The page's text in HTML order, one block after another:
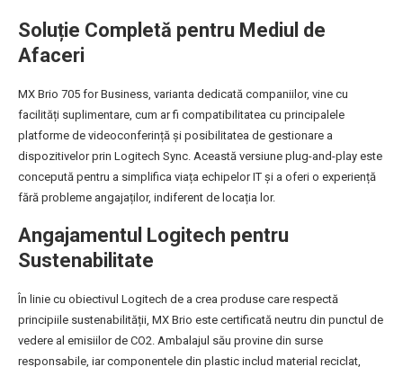
Soluție Completă pentru Mediul de
Afaceri
MX Brio 705 for Business, varianta dedicată companiilor, vine cu
facilități suplimentare, cum ar fi compatibilitatea cu principalele
platforme de videoconferință și posibilitatea de gestionare a
dispozitivelor prin Logitech Sync. Această versiune plug-and-play este
concepută pentru a simplifica viața echipelor IT și a oferi o experiență
fără probleme angajaților, indiferent de locația lor.
Angajamentul Logitech pentru
Sustenabilitate
În linie cu obiectivul Logitech de a crea produse care respectă
principiile sustenabilității, MX Brio este certificată neutru din punctul de
vedere al emisiilor de CO2. Ambalajul său provine din surse
responsabile, iar componentele din plastic includ material reciclat,